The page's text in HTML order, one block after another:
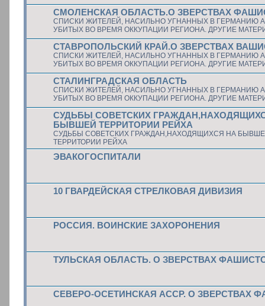
СМОЛЕНСКАЯ ОБЛАСТЬ.О ЗВЕРСТВАХ
СПИСКИ ЖИТЕЛЕЙ, НАСИЛЬНО УГНАННЫХ В ГЕРМАНИЮ
УБИТЫХ ВО ВРЕМЯ ОККУПАЦИИ РЕГИОНА. ДРУГИЕ
СТАВРОПОЛЬСКИЙ КРАЙ.О ЗВЕРСТВАХ
СПИСКИ ЖИТЕЛЕЙ, НАСИЛЬНО УГНАННЫХ В ГЕРМАНИЮ
УБИТЫХ ВО ВРЕМЯ ОККУПАЦИИ РЕГИОНА. ДРУГИЕ
СТАЛИНГРАДСКАЯ ОБЛАСТЬ
СПИСКИ ЖИТЕЛЕЙ, НАСИЛЬНО УГНАННЫХ В ГЕРМАНИЮ
УБИТЫХ ВО ВРЕМЯ ОККУПАЦИИ РЕГИОНА. ДРУГИЕ
СУДЬБЫ СОВЕТСКИХ
БЫВШЕЙ ТЕРРИТОРИИ РЕЙХА
СУДЬБЫ СОВЕТСКИХ ГРАЖДАН,НАХОДЯЩИХСЯ НА
ТЕРРИТОРИИ РЕЙХА
ЭВАКОГОСПИТАЛИ
10 ГВАРДЕЙСКАЯ СТРЕЛКОВАЯ ДИВИЗИЯ
РОССИЯ. ВОИНСКИЕ ЗАХОРОНЕНИЯ
ТУЛЬСКАЯ ОБЛАСТЬ. О ЗВЕРСТВАХ
СЕВЕРО-ОСЕТИНСКАЯ АССР. О ЗВЕРСТВАХ